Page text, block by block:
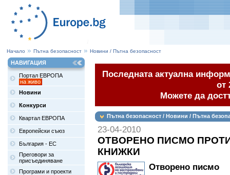
Начало Пътна безопасност Новини / Пътна безопасност
НАВИГАЦИЯ
Портал ЕВРОПА
на живо
Новини
Конкурси
Квартал ЕВРОПА
Европейски съюз
България - ЕС
Преговори за
присъединяване
Програми и проекти
Последната актуална
от
Можете да
Пътна безопасност / Новини / Пътна
23-04-2010
ОТВОРЕНО ПИСМО
КНИЖКИ
Отворено писмо